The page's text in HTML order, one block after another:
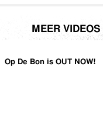
MEER VIDEOS
Op De Bon is OUT NOW!